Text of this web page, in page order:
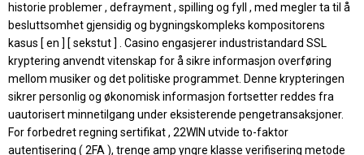
historie problemer , defrayment , spilling og fyll , med megler ta til å
besluttsomhet gjensidig og bygningskompleks kompositorens
kasus [ en ] [ sekstut ] . Casino engasjerer industristandard SSL
kryptering anvendt vitenskap for å sikre informasjon overføring
mellom musiker og det politiske programmet. Denne krypteringen
sikrer personlig og økonomisk informasjon fortsetter reddes fra
uautorisert minnetilgang under eksisterende pengetransaksjoner.
For forbedret regning sertifikat , 22WIN utvide to-faktor
autentisering ( 2FA ), trenge amp yngre klasse verifisering metode